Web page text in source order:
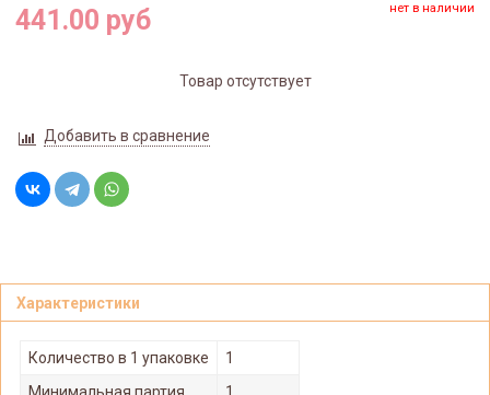
441.00 руб нет в наличии
Товар отсутствует
Добавить в сравнение
Характеристики
Количество в 1 упаковке
1
Минимальная партия
1